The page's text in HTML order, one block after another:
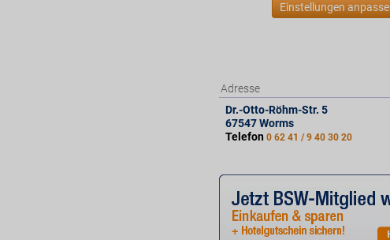
Einstellungen
Adresse
Dr.-Otto-Röhm-Str. 5
67547Worms
Telefon 0 62 41 / 9 40 30 20